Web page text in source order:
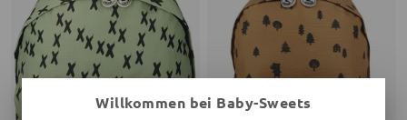
Willkommen bei Baby-Sweets